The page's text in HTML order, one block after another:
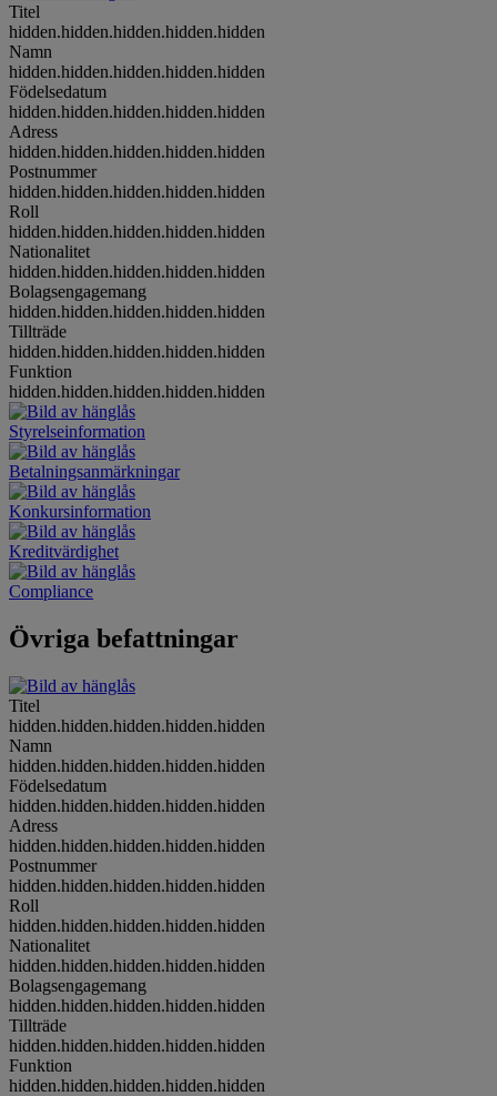
Titel
hidden.hidden.hidden.hidden.hidden
Namn
hidden.hidden.hidden.hidden.hidden
Födelsedatum
hidden.hidden.hidden.hidden.hidden
Adress
hidden.hidden.hidden.hidden.hidden
Postnummer
hidden.hidden.hidden.hidden.hidden
Roll
hidden.hidden.hidden.hidden.hidden
Nationalitet
hidden.hidden.hidden.hidden.hidden
Bolagsengagemang
hidden.hidden.hidden.hidden.hidden
Tillträde
hidden.hidden.hidden.hidden.hidden
Funktion
hidden.hidden.hidden.hidden.hidden
Styrelseinformation
Betalningsanmärkningar
Konkursinformation
Kreditvärdighet
Compliance
Övriga befattningar
Titel
hidden.hidden.hidden.hidden.hidden
Namn
hidden.hidden.hidden.hidden.hidden
Födelsedatum
hidden.hidden.hidden.hidden.hidden
Adress
hidden.hidden.hidden.hidden.hidden
Postnummer
hidden.hidden.hidden.hidden.hidden
Roll
hidden.hidden.hidden.hidden.hidden
Nationalitet
hidden.hidden.hidden.hidden.hidden
Bolagsengagemang
hidden.hidden.hidden.hidden.hidden
Tillträde
hidden.hidden.hidden.hidden.hidden
Funktion
hidden.hidden.hidden.hidden.hidden